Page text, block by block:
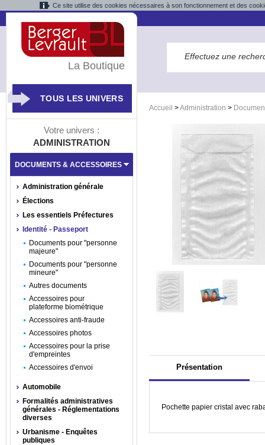
Ce site utilise des cookies nécessaires à son fonctionnement et des
Accueil >Administration >
Présentation
Pochette papier cristal avec
La Boutique
TOUS LES UNIVERS
Votre univers :
ADMINISTRATION
DOCUMENTS & ACCESSOIRES
Administration générale
Élections
Les essentiels Préfectures
Identité - Passeport
Documents pour "personne
majeure"
Documents pour "personne
mineure"
Autres documents
Accessoires pour
plateforme biométrique
Accessoires anti-fraude
Accessoires photos
Accessoires pour la prise
d'empreintes
Accessoires d'envoi
Automobile
Formalités administratives
générales - Réglementations
diverses
Urbanisme - Enquêtes
publiques